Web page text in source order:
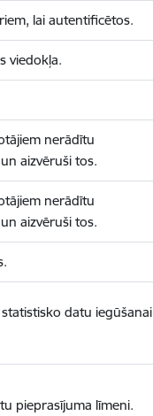
lai autentificētos.
viedokļa.
nerādītu
aizvēruši tos.
nerādītu
aizvēruši tos.
datu iegūšanai
pieprasījuma līmeni.